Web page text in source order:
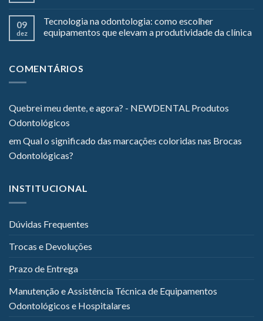
09
dez
Tecnologia na odontologia: como escolher
equipamentos que elevam a produtividade da clínica
COMENTÁRIOS
Quebrei meu dente, e agora? - NEWDENTAL Produtos
Odontológicos
emQual o significado das marcações coloridas nas Brocas
Odontológicas?
INSTITUCIONAL
Dúvidas Frequentes
Trocas e Devoluções
Prazo de Entrega
Manutenção e Assistência Técnica de Equipamentos
Odontológicos e Hospitalares